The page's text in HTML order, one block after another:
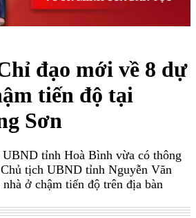
đạo mới về 8 dự
tiến độ tại
Sơn
tỉnh Hoà Bình vừa có thông
tịch UBND tỉnh Nguyễn Văn
ở chậm tiến độ trên địa bàn